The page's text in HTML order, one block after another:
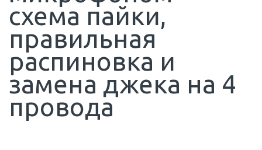
схема пайки,
правильная
распиновка и
замена джека на 4
провода